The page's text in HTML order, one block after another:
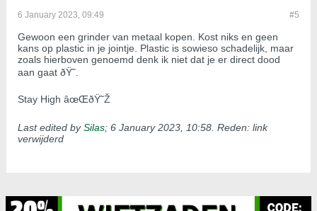
#5
6 January 2023, 09:49
Gewoon een grinder van metaal kopen. Kost niks en geen
kans op plastic in je jointje. Plastic is sowieso schadelijk, maar
zoals hierboven genoemd denk ik niet dat je er direct dood
aan gaat ðŸ˜.
Stay High âœŒðŸ˜Ž
Last edited bySilas; 6 January 2023, 10:58 Reden: link
verwijderd